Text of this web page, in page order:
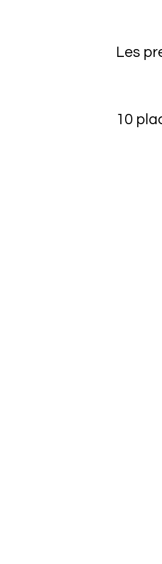
Les
10